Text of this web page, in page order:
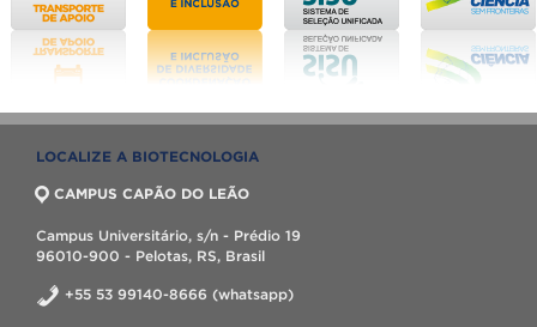
LOCALIZE A BIOTECNOLOGIA
CAMPUS CAPÃO DO LEÃO
Campus Universitário, s/n - Prédio 19
96010-900 - Pelotas, RS, Brasil
+55 53 99140-8666 (whatsapp)